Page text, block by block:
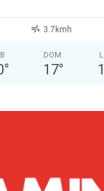
3.7kmh
°
DOM
17°